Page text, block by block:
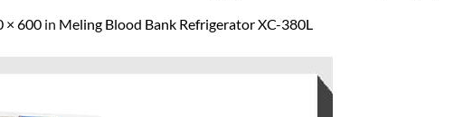
× 600 in Meling Blood Bank Refrigerator XC-380L